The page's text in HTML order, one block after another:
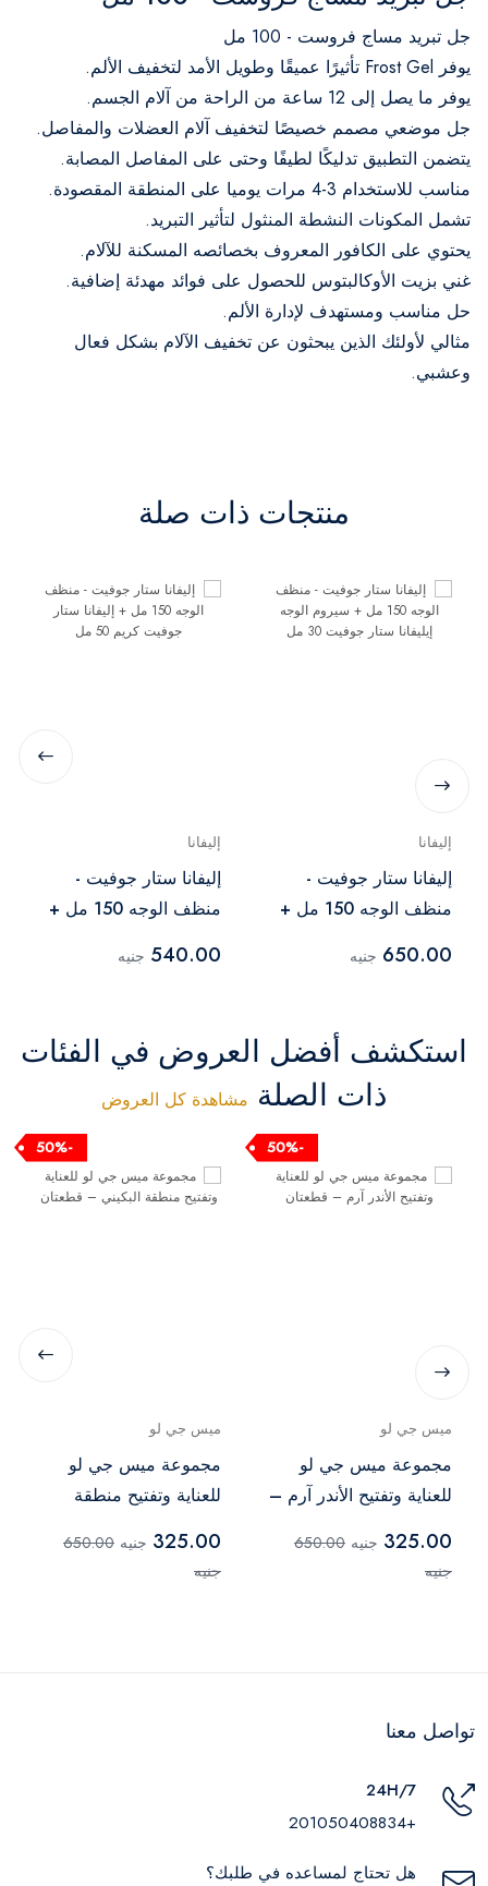
جل تبريد مساج فروست - 100 مل
يوفر Frost Gel تأثيرًا عميقًا وطويل الأمد لتخفيف الألم.
يوفر ما يصل إلى 12 ساعة من الراحة من آلام الجسم.
جل موضعي مصمم خصيصًا لتخفيف آلام العضلات والمفاصل.
يتضمن التطبيق تدليكًا لطيفًا وحتى على المفاصل المصابة.
مناسب للاستخدام 3-4 مرات يوميا على المنطقة المقصودة.
تشمل المكونات النشطة المنثول لتأثير التبريد.
يحتوي على الكافور المعروف بخصائصه المسكنة للآلام.
غني بزيت الأوكالبتوس للحصول على فوائد مهدئة إضافية.
حل مناسب ومستهدف لإدارة الألم.
مثالي لأولئك الذين يبحثون عن تخفيف الآلام بشكل فعال
وعشبي.
منتجات ذات صلة
إليفانا
إليفانا ستار جوفيت -
منظف الوجه 150 مل +
جوفيت 30 مل
650.00 جنيه
إليفانا
إليفانا ستار جوفيت -
منظف الوجه 150 مل +
50 مل
540.00 جنيه
استكشف أفضل العروض في الفئات
ذات الصلة مشاهدة كل العروض
-50%
ميس جي لو
مجموعة ميس جي لو
للعناية وتفتيح الأندر آرم –
325.00 جنيه 650.00
جنيه
-50%
ميس جي لو
مجموعة ميس جي لو
للعناية وتفتيح منطقة
325.00 جنيه 650.00
جنيه
تواصل معنا
24H/7
+201050408834
هل تحتاج لمساعده في طلبك؟